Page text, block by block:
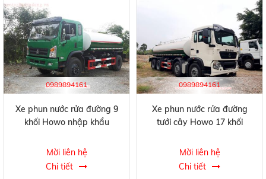
0989894161
Xe phun nước rửa đường 9
khối Howo nhập khẩu
Mời liên hệ
Chi tiết
0989894161
Xe phun nước rửa đường
tưới cây Howo 17 khối
Mời liên hệ
Chi tiết